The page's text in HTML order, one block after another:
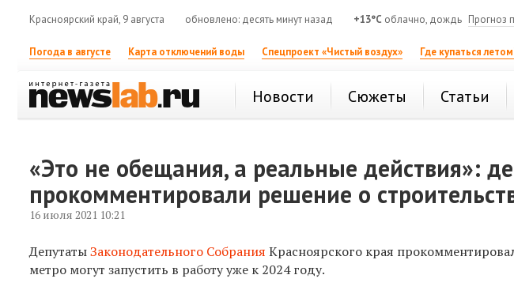
Красноярский край, 9 августа обновлено: десять минут назад +13°C облачно, дождь Прогноз
Погода в августе Карта отключений воды Спецпроект «Чистый воздух» Где купаться
Новости Сюжеты Статьи
«Это не обещания, а реальные действия»:
прокомментировали решение о
16 июля 2021 10:21
ДепутатыЗаконодательного Собрания Красноярского края
метро могут запустить в работу уже к 2024 году.